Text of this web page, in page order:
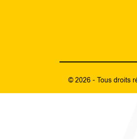
© 2026 - Tous droits